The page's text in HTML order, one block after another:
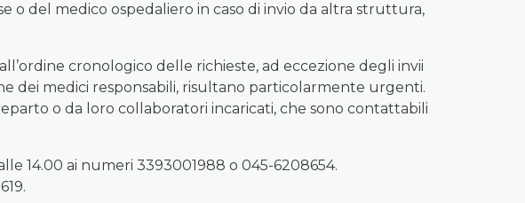
o del medico ospedaliero in caso di invio da altra struttura,
cronologico delle richieste, ad eccezione degli invii
dei medici responsabili, risultano particolarmente urgenti.
o da loro collaboratori incaricati, che sono contattabili
14.00 ai numeri 3393001988 o 045-6208654.